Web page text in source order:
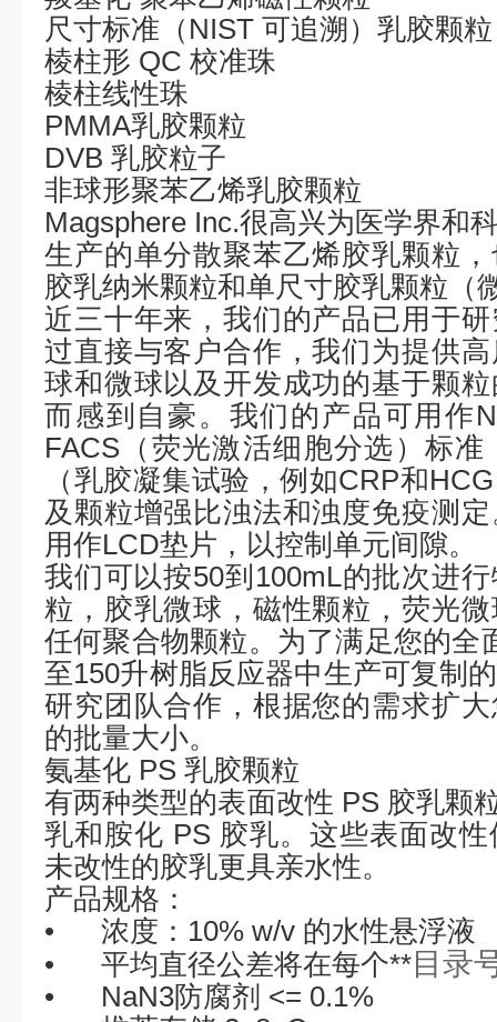
尺寸标准（ NIST 可追溯）乳胶颗粒
棱柱形 QC 校准珠
棱柱线性珠
PMMA乳胶颗粒
DVB 乳胶粒子
非球形聚苯乙烯乳胶颗粒
Magsphere Inc.很高兴为医学界和
生产的单分散聚苯乙烯胶乳颗粒
胶乳纳米颗粒和单尺寸胶乳颗粒（
近三十年来，我们的产品已用于
过直接与客户合作，我们为提供
球和微球以及开发成功的基于颗
而感到自豪。我们的产品可用作
FACS （荧光激活细胞分选）标
（乳胶凝集试验，例如CRP和HCG
及颗粒增强比浊法和浊度免疫测
用作LCD垫片，以控制单元间隙。
我们可以按50到 100mL的批次进
粒，胶乳微球，磁性颗粒，荧光
任何聚合物颗粒。为了满足您的全
至150升树脂反应器中生产可复制
研究团队合作，根据您的需求扩
的批量大小。
氨基化 PS 乳胶颗粒
有两种类型的表面改性 PS 胶乳颗
乳和胺化 PS 胶乳。这些表面改
未改性的胶乳更具亲水性。
产品规格：
•
浓度： 10% w/v 的水性悬浮液
•
平均直径公差将在每个** 目录
• NaN3防腐剂 <= 0.1%